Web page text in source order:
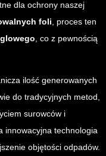
dla ochrony naszej
foli , proces ten
, co z pewnością
ilość generowanych
do tradycyjnych metod,
surowców i
innowacyjna technologia
objętości odpadów.